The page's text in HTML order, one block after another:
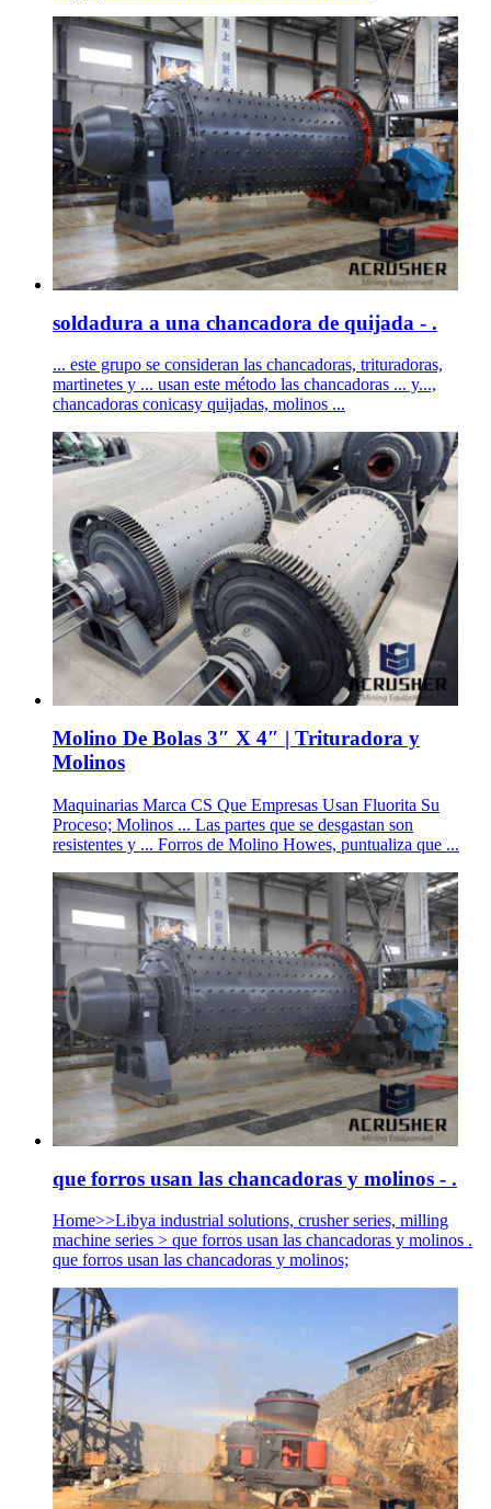
soldadura a una chancadora de quijada - .
... este grupo se consideran las chancadoras, trituradoras,
martinetes y ... usan este método las chancadoras ... y...,
chancadoras conicasy quijadas, molinos ...
Molino De Bolas 3″ X 4″ | Trituradora y
Molinos
Maquinarias Marca CS Que Empresas Usan Fluorita Su
Proceso; Molinos ... Las partes que se desgastan son
resistentes y ... Forros de Molino Howes, puntualiza que ...
que forros usan las chancadoras y molinos - .
Home>>Libya industrial solutions, crusher series, milling
machine series > que forros usan las chancadoras y molinos .
que forros usan las chancadoras y molinos;